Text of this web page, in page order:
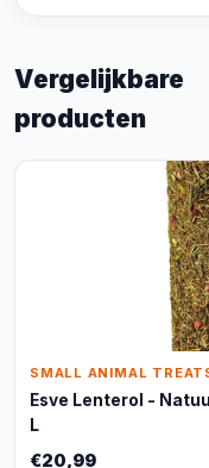
Vergelijkbare
producten
SMALL ANIMAL
Esve Lenterol -
L
€20,99